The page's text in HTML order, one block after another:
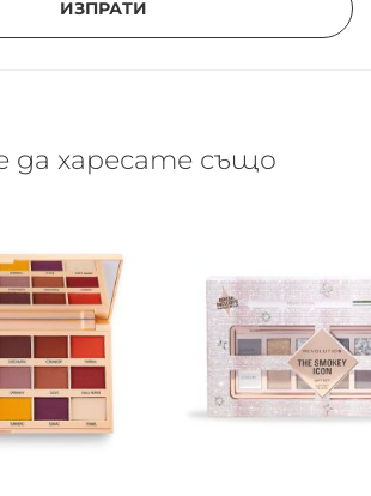
ИЗПРАТИ
да харесате също